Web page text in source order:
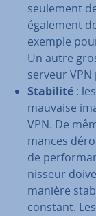
seulement
également
exemple
Un autre
serveur
Stabilité :
mauvaise
VPN. De
mances
de
nis­seur
manière
constant.